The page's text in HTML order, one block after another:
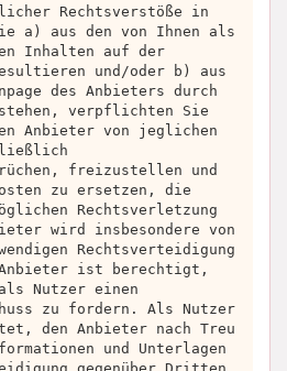
Rechtsverstöße in
a) aus den von Ihnen als
Inhalten auf der
und/oder b) aus
des Anbieters durch
verpflichten Sie
Anbieter von jeglichen
freizustellen und
zu ersetzen, die
Rechtsverletzung
wird insbesondere von
Rechtsverteidigung
ist berechtigt,
Nutzer einen
zu fordern. Als Nutzer
den Anbieter nach Treu
und Unterlagen